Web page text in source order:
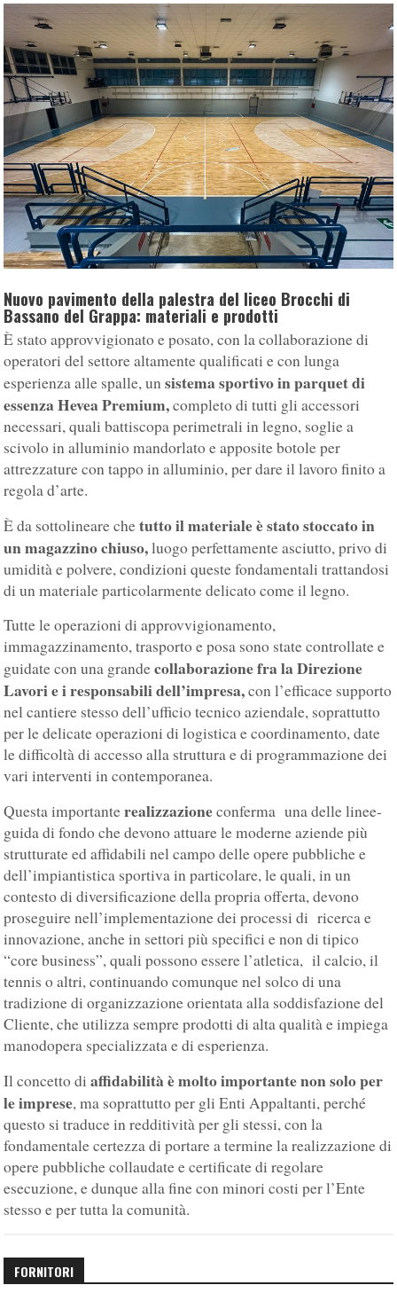
Nuovo pavimento della palestra del liceo Brocchi di
Bassano del Grappa: materiali e prodotti
È stato approvvigionato e posato, con la collaborazione di
operatori del settore altamente qualificati e con lunga
esperienza alle spalle, unsistema sportivo in parquet di
essenza Hevea Premium,completo di tutti gli accessori
necessari, quali battiscopa perimetrali in legno, soglie a
scivolo in alluminio mandorlato e apposite botole per
attrezzature con tappo in alluminio, per dare il lavoro finito a
regola d’arte.
È da sottolineare chetutto il materiale è stato stoccato in
un magazzino chiuso,luogo perfettamente asciutto, privo di
umidità e polvere, condizioni queste fondamentali trattandosi
di un materiale particolarmente delicato come il legno.
Tutte le operazioni di approvvigionamento,
immagazzinamento, trasporto e posa sono state controllate e
guidate con una grandecollaborazione fra la Direzione
Lavori e i responsabili dell’impresa,con l’efficace supporto
nel cantiere stesso dell’ufficio tecnico aziendale, soprattutto
per le delicate operazioni di logistica e coordinamento, date
le difficoltà di accesso alla struttura e di programmazione dei
vari interventi in contemporanea.
Questa importanterealizzazioneconferma una delle linee-
guida di fondo che devono attuare le moderne aziende più
strutturate ed affidabili nel campo delle opere pubbliche e
dell’impiantistica sportiva in particolare, le quali, in un
contesto di diversificazione della propria offerta, devono
proseguire nell’implementazione dei processi di ricerca e
innovazione, anche in settori più specifici e non di tipico
“core business”, quali possono essere l’atletica, il calcio, il
tennis o altri, continuando comunque nel solco di una
tradizione di organizzazione orientata alla soddisfazione del
Cliente, che utilizza sempre prodotti di alta qualità e impiega
manodopera specializzata e di esperienza.
Il concetto diaffidabilità è molto importante non solo per
le imprese, ma soprattutto per gli Enti Appaltanti, perché
questo si traduce in redditività per gli stessi, con la
fondamentale certezza di portare a termine la realizzazione di
opere pubbliche collaudate e certificate di regolare
esecuzione, e dunque alla fine con minori costi per l’Ente
stesso e per tutta la comunità.
FORNITORI